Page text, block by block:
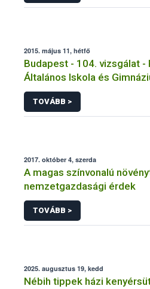
2015. május 11, hétfő
Budapest - 104. vizsgálat -
Általános Iskola és
TOVÁBB >
2017. október 4, szerda
A magas színvonalú
nemzetgazdasági érdek
TOVÁBB >
2025. augusztus 19, kedd
Nébih tippek házi